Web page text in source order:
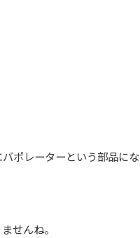
ポレーターという部品にな
せんね。